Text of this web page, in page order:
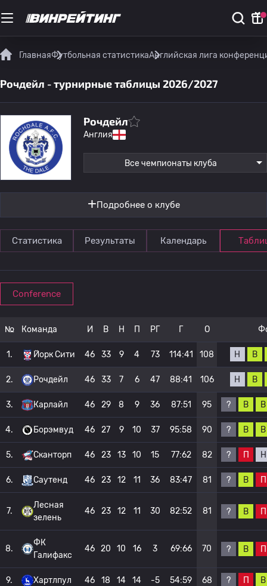
ГлавнаяФутбольная статистикаАнглийская лига
Рочдейл - турнирные таблицы 2026/2027
Рочдейл
Англия
Все чемпионаты клуба
Подробнее о клубе
Статистика Результаты Календарь
Conference
№ Команда И В Н П РГ Г О
1. Йорк Сити 46 33 9 4 73 114:41 108 Н В
2. Рочдейл 46 33 7 6 47 88:41 106 Н В
3. Карлайл 46 29 8 9 36 87:51 95 ? В В
4. Борэмвуд 46 27 9 10 37 95:58 90 ? В В
5. Сканторп 46 23 13 10 15 77:62 82 ? П Н
6. Саутенд 46 23 12 11 36 83:47 81 ? В П
7.
Лесная
зелень
46 23 12 11 30 82:52 81 ? В П
8.
ФК
Галифакс
46 20 10 16 3 69:66 70 ? В П
9. Хартлпул 46 18 14 14 -5 54:59 68 ? П В